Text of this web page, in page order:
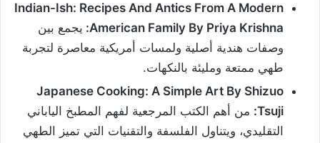
Indian-Ish: Recipes And Antics From A Modern
American Family By Priya Krishna: يجمع بين
وصفات هندية أصلية ولمسات أمريكية معاصرة لتجربة
طهي ممتعة ومليئة بالنكهات.
Japanese Cooking: A Simple Art By Shizuo
Tsuji: من أهم الكتب المرجعية لفهم المطبخ الياباني
التقليدي، ويتناول الفلسفة والتقنيات التي تميز الطهي